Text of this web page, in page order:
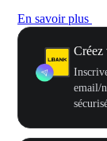
En savoir plus
Créez
email/